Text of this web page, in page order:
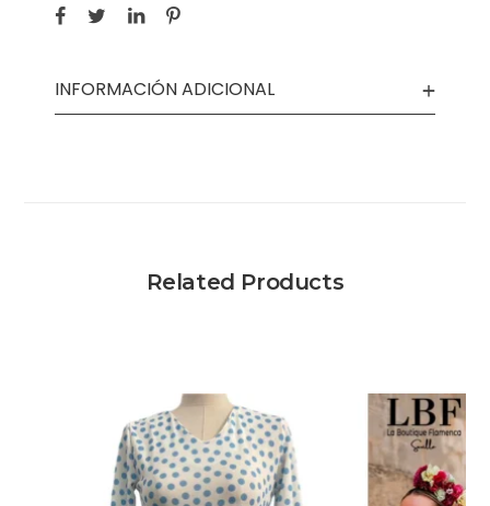
INFORMACIÓN ADICIONAL
Related Products